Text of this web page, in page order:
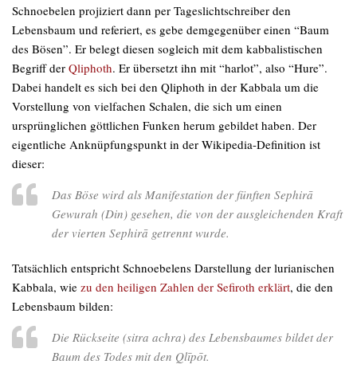
Schnoebelen projiziert dann per Tageslichtschreiber den
Lebensbaum und referiert, es gebe demgegenüber einen “Baum
des Bösen”. Er belegt diesen sogleich mit dem kabbalistischen
Begriff der Qliphoth. Er übersetzt ihn mit “harlot”, also “Hure”.
Dabei handelt es sich bei den Qliphoth in der Kabbala um die
Vorstellung von vielfachen Schalen, die sich um einen
ursprünglichen göttlichen Funken herum gebildet haben. Der
eigentliche Anknüpfungspunkt in der Wikipedia-Definition ist
dieser:
Das Böse wird als Manifestation der fünften Sephirā
Gewurah (Din) gesehen, die von der ausgleichenden Kraft
der vierten Sephirā getrennt wurde.
Tatsächlich entspricht Schnoebelens Darstellung der lurianischen
Kabbala, wie zu den heiligen Zahlen der Sefiroth erklärt, die den
Lebensbaum bilden:
Die Rückseite (sitra achra) des Lebensbaumes bildet der
Baum des Todes mit den Qlīpōt.